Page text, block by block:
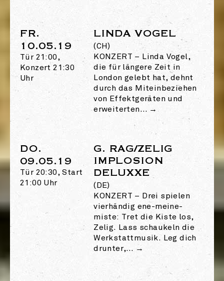
FR.
10.05.19
Tür 21:00,
Konzert 21:30
Uhr
LINDA VOGEL
(CH)
KONZERT – Linda Vogel,
die für längere Zeit in
London gelebt hat, dehnt
durch das Miteinbeziehen
von Effektgeräten und
erweiterten… →
DO.
09.05.19
Tür 20:30, Start
21:00 Uhr
G. RAG/ZELIG
IMPLOSION
DELUXXE
(DE)
KONZERT – Drei spielen
vierhändig ene-meine-
miste: Tret die Kiste los,
Zelig. Lass schaukeln die
Werkstattmusik. Leg dich
drunter,… →